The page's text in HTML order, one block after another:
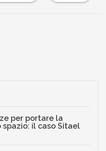
per portare la
il caso Sitael